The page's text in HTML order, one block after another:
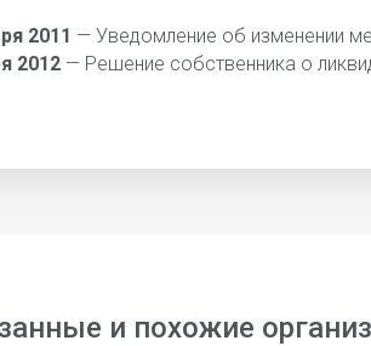
2011 — Уведомление об изменении
2012— Решение собственника о
и похожие